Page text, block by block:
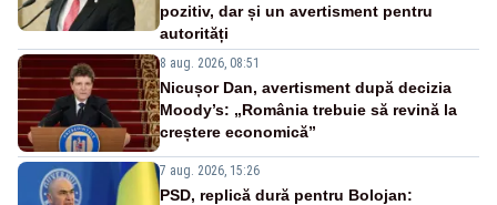
pozitiv, dar și un avertisment pentru
autorități
8 aug. 2026, 08:51
Nicușor Dan, avertisment după decizia
Moody’s: „România trebuie să revină la
creștere economică”
7 aug. 2026, 15:26
PSD, replică dură pentru Bolojan: